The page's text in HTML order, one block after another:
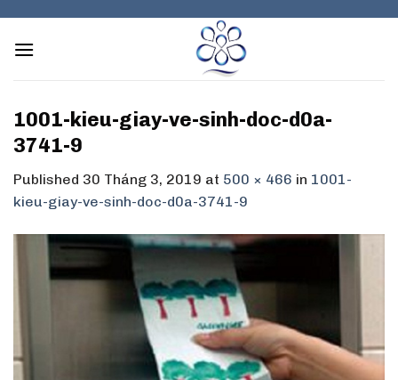
content
1001-kieu-giay-ve-sinh-doc-d0a-
3741-9
Published 30 Tháng 3, 2019 at 500 × 466 in 1001-
kieu-giay-ve-sinh-doc-d0a-3741-9